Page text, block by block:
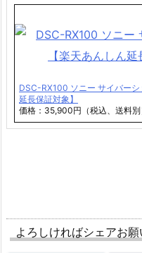
DSC-RX100 ソニー サイバー
延長保証対象】
価格：35,900円（税込、送料別
よろしければシェアお